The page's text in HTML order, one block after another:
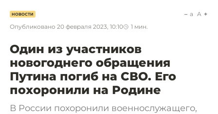
НОВОСТИ
Опубликовано 20 февраля 2023, 10:10 1 мин.
a A
Один из участников
новогоднего обращения
Путина погиб на СВО. Его
похоронили на Родине
В России похоронили военнослужащего,